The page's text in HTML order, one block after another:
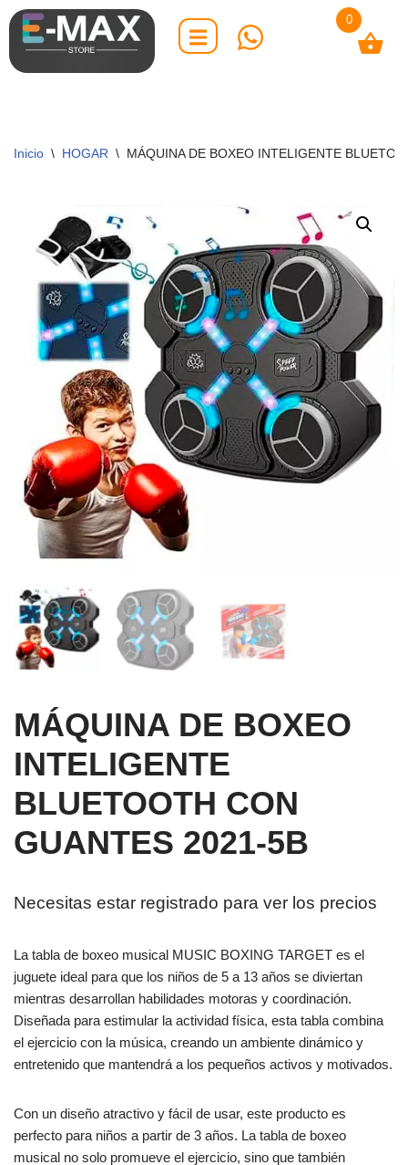
Saltar
al
Inicio \ HOGAR \ MÁQUINA DE BOXEO INTELIGENTE
MÁQUINA DE BOXEO
INTELIGENTE
BLUETOOTH CON
GUANTES 2021-5B
Necesitas estar registrado para ver los precios
La tabla de boxeo musical MUSIC BOXING TARGET es el
juguete ideal para que los niños de 5 a 13 años se diviertan
mientras desarrollan habilidades motoras y coordinación.
Diseñada para estimular la actividad física, esta tabla combina
el ejercicio con la música, creando un ambiente dinámico y
entretenido que mantendrá a los pequeños activos y motivados.
Con un diseño atractivo y fácil de usar, este producto es
perfecto para niños a partir de 3 años. La tabla de boxeo
musical no solo promueve el ejercicio, sino que también
0